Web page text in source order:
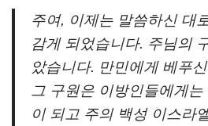
주여, 이제는 말씀하신 대
감게 되었습니다. 주님의
았습니다. 만민에게 베푸
그 구원은 이방인들에게
이 되고 주의 백성 이스라